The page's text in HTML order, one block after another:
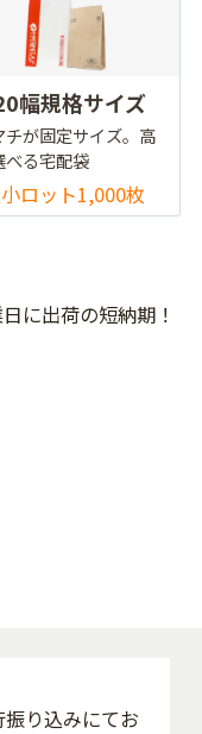
幅規格サイズ
チが固定サイズ。高
べる宅配袋
ロット1,000枚
に出荷の短納期！
り込みにてお